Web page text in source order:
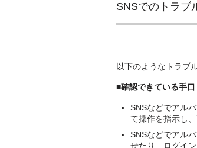
SNSでのトラブ
以下のようなトラブ
■確認できている手口
SNSなどでアル
て操作を指示し
SNSなどでアル
せたり、ログイ